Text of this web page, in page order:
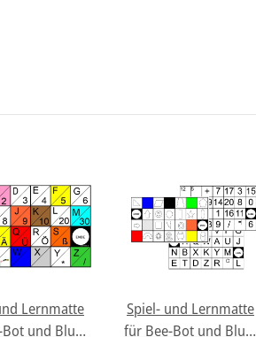
Lernmatte
und Blue-
Spiel- und Lernmatte
für Bee-Bot und Blue-